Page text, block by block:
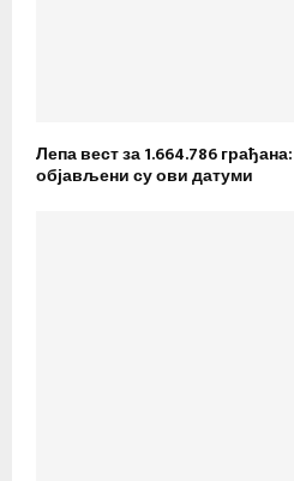
Лепа вест за 1.664.786
објављени су ови датуми